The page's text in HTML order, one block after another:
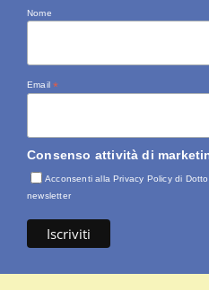
Nome
Email*
Consenso attività di
Acconsenti alla Privacy Policy di
newsletter